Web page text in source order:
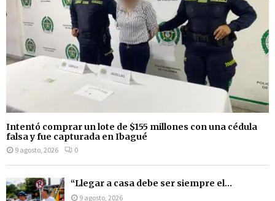
Intentó comprar un lote de $155 millones con una cédula
falsa y fue capturada en Ibagué
9 agosto, 2026 0
“Llegar a casa debe ser siempre el...
9 agosto, 2026